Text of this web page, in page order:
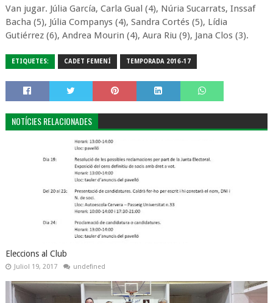
Van jugar. Júlia García, Carla Gual (4), Núria Sucarrats, Inssaf
Bacha (5), Júlia Companys (4), Sandra Cortés (5), Lídia
Gutiérrez (6), Andrea Mourin (4), Aura Riu (9), Jana Clos (3).
ETIQUETES: CADET FEMENÍ TEMPORADA 2016-17
NOTÍCIES RELACIONADES
Eleccions al Club
Juliol 19, 2017 undefined